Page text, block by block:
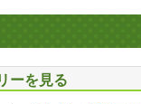
ーを見る